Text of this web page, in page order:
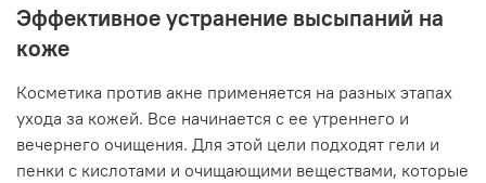
Эффективное устранение высыпаний на
коже
Косметика против акне применяется на разных этапах
ухода за кожей. Все начинается с ее утреннего и
вечернего очищения. Для этой цели подходят гели и
пенки с кислотами и очищающими веществами, которые